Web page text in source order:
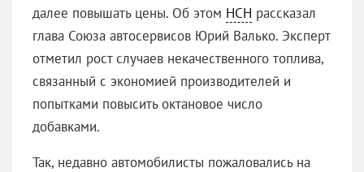
далее повышать цены. Об этом НСН рассказал
глава Союза автосервисов Юрий Валько. Эксперт
отметил рост случаев некачественного топлива,
связанный с экономией производителей и
попытками повысить октановое число
добавками.
Так, недавно автомобилисты пожаловались на